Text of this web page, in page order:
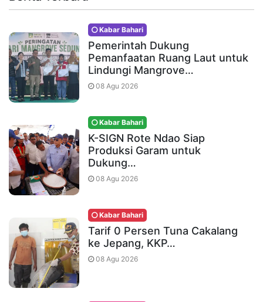
Kabar Bahari
Pemerintah Dukung
Pemanfaatan Ruang Laut untuk
Lindungi Mangrove…
08 Agu 2026
Kabar Bahari
K-SIGN Rote Ndao Siap
Produksi Garam untuk
Dukung…
08 Agu 2026
Kabar Bahari
Tarif 0 Persen Tuna Cakalang
ke Jepang, KKP…
08 Agu 2026